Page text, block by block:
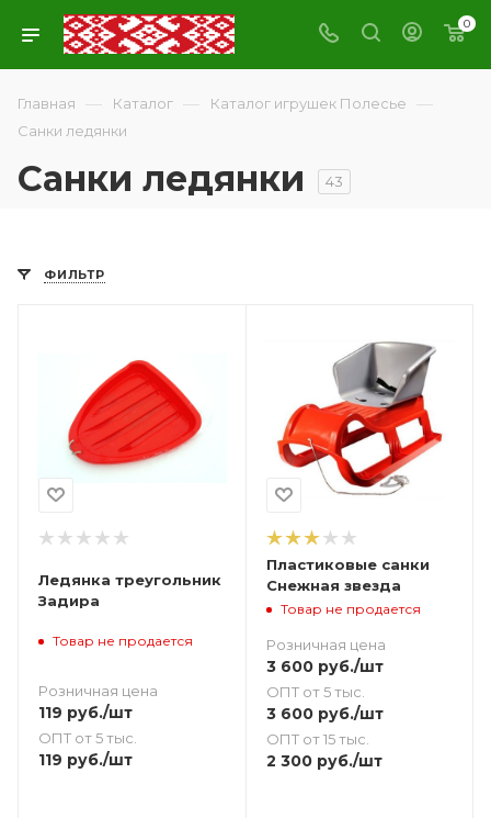
0
Главная — Каталог — Каталог игрушек Полесье —
Санки ледянки
Санки ледянки 43
ФИЛЬТР
Ледянка треугольник
Задира
Товар не продается
Розничная цена
119 руб./шт
ОПТ от 5 тыс.
119 руб./шт
Пластиковые санки
Снежная звезда
Товар не продается
Розничная цена
3 600руб./шт
ОПТ от 5 тыс.
3 600руб./шт
ОПТ от 15 тыс.
2 300руб./шт